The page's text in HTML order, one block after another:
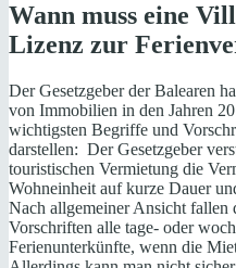
Wann muss eine
Lizenz zur
Der Gesetzgeber der Balearen
von Immobilien in den Jahren
wichtigsten Begriffe und
darstellen: Der Gesetzgeber
touristischen Vermietung die
Wohneinheit auf kurze Dauer
Nach allgemeiner Ansicht fallen
Vorschriften alle tage- oder
Ferienunterkünfte, wenn die